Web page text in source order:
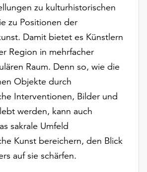
zu kulturhistorischen
zu Positionen der
Damit bietet es Künstlern
Region in mehrfacher
Raum. Denn so, wie die
Objekte durch
Interventionen, Bilder und
werden, kann auch
sakrale Umfeld
Kunst bereichern, den Blick
auf sie schärfen.